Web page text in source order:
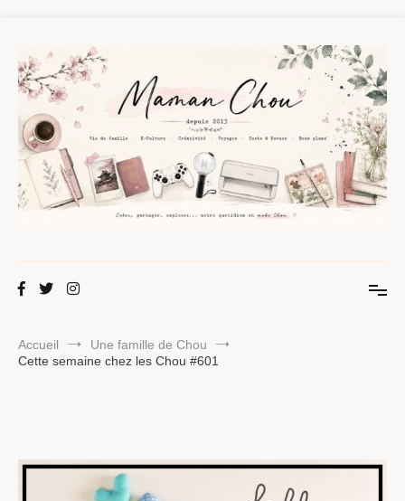
contenu
Maman Chou
Accueil
Une famille de Chou
Cette semaine chez les Chou #601